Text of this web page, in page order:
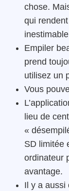
chose.
qui
Empiler
prend
utilisez un
Vous
lieu de
«
SD limitée
ordinateur
avantage.
Il y a aussi